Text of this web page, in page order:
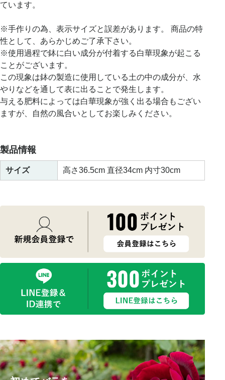
ています。
※手作りの為、表示サイズと誤差があります。 商品の特
性として、あらかじめご了承下さい。
※使用過程で鉢に白い成分が付着する白華現象が起こる
ことがございます。
この現象は鉢の製造に使用している土の中の成分が、水
やりなどを通して表に出ることで発生します。
与える肥料によっては白華現象が強く出る場合もござい
ますが、自然の風合いとしてお楽しみください。
製品情報
サイズ 高さ36.5cm 直径34cm 内寸30cm